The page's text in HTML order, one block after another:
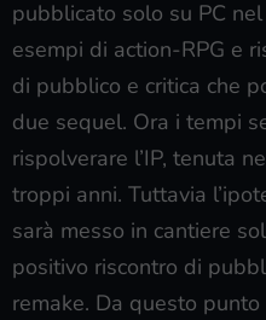
pubblicato solo su PC
esempi di action-RPG e
di pubblico e critica che
due sequel. Ora i tempi
rispolverare l’IP, tenuta
troppi anni. Tuttavia
sarà messo in cantiere
positivo riscontro di
remake. Da questo punto